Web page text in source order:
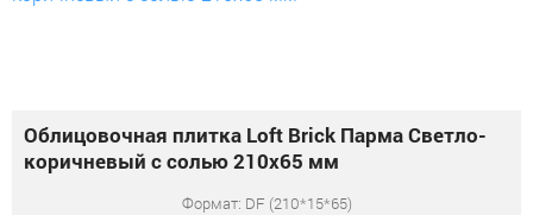
Облицовочная плитка Loft Brick Парма Светло-
коричневый с солью 210x65 мм
Формат: DF (210*15*65)